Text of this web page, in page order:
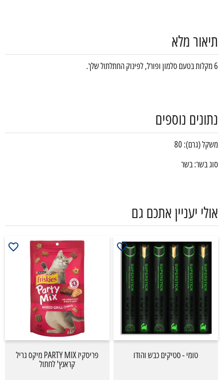
תיאור מלא
6 מקלות בטעם סלמון ופורל, לפינוק החתלתול שלך.
נתונים נוספים
משקל (גרם): 80
סוג בשר: בשר
אולי יעניין אתכם גם
טומי - סטיקים כבש והודו פריסקיז PARTY MIX מיקס גריל
קראנץ' לחתול